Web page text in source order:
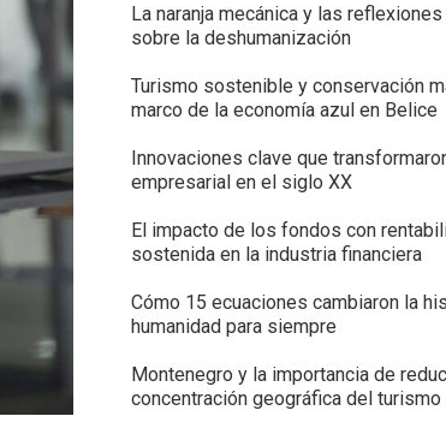
La naranja mecánica y las
sobre la deshumanización
Turismo sostenible y conservación
marco de la economía azul en Belice
Innovaciones clave que
empresarial en el siglo XX
El impacto de los fondos con
sostenida en la industria financiera
Cómo 15 ecuaciones cambiaron la
humanidad para siempre
Montenegro y la importancia de
concentración geográfica del turismo